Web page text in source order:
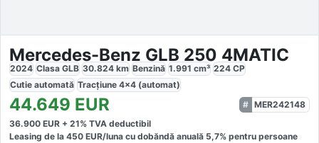
Mercedes-Benz GLB 250 4MATIC
2024 Clasa GLB 30.824 km Benzină 1.991 cm³ 224 CP
Cutie automată Tracțiune 4x4 (automat)
44.649 EUR
MER242148
36.900 EUR + 21% TVA deductibil
Leasing de la 450 EUR/luna cu dobăndă anuală 5,7% pentru persoane